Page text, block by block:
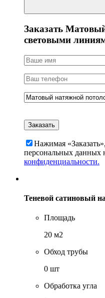
Заказать
световыми
Нажимая
персональных данных
конфиденциальности.
Теневой сатиновый
Площадь
20 м2
Обход трубы
0 шт
Обработка угла